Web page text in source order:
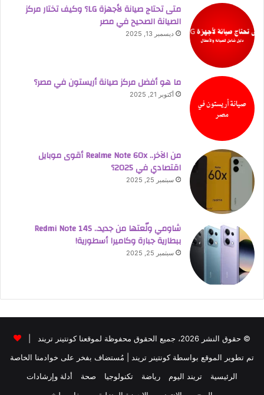
متى تحتاج صيانة لأجهزة LG؟ وكيف تختار مركز
الصيانة الصحيح في مصر
ديسمبر 13, 2025
ما هو أفضل مركز صيانة أريستون في مصر؟
أكتوبر 21, 2025
من الآخر.. Realme Note 60x أقوى موبايل
اقتصادي في 2025؟
سبتمبر 25, 2025
شاومي ولّعتها من جديد.. Redmi Note 14S
ببطارية جبارة وكاميرا أسطورية!
سبتمبر 25, 2025
© حقوق النشر 2026، جميع الحقوق محفوظة لموقعنا كونتينر تريند |
تم تطوير الموقع بواسطةكونتينر تريند
| مُستضاف بفخر على خوادمنا الخاصة
الرئيسية
تريند اليوم رياضة تكنولوجيا صحة
أدلة وإرشادات